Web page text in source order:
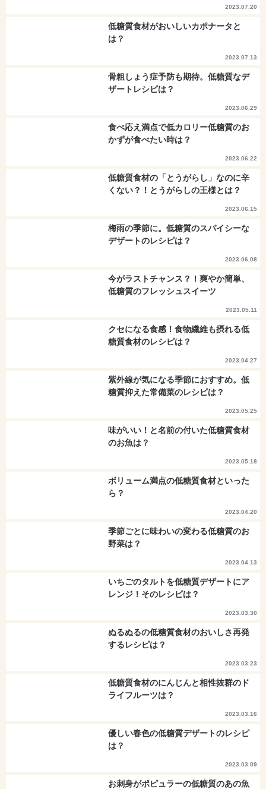
2023.07.20
低糖質食材がおいしいカポナータと
は？
2023.07.13
骨粗しょう症予防も期待。低糖質なデ
ザートレシピは？
2023.06.29
食べ応え満点で低カロリー低糖質のお
かずが食べたい時は？
2023.06.22
低糖質食材の「とうがらし」なのに辛
くない？！とうがらしの王様とは？
2023.06.15
梅雨の季節に。低糖質のスパイシーな
デザートのレシピは？
2023.06.08
今がラストチャンス？！爽やか簡単、
低糖質のフレッシュスイーツ
2023.05.11
クセになる食感！食物繊維も摂れる低
糖質食材のレシピは？
2023.04.27
紫外線が気になる季節におすすめ。低
糖質抑えた常備菜のレシピは？
2023.05.25
味がいい！と名前の付いた低糖質食材
のお魚は？
2023.05.18
ボリューム満点の低糖質食材といった
ら？
2023.04.20
季節ごとに味わいの変わる低糖質のお
野菜は？
2023.04.13
いちごのタルトを低糖質デザートにア
レンジ！そのレシピは？
2023.03.30
ぬるぬるの低糖質食材のおいしさ再発
するレシピは？
2023.03.23
低糖質食材のにんじんと相性抜群のド
ライフルーツは？
2023.03.16
優しい春色の低糖質デザートのレシピ
は？
2023.03.09
お刺身がポピュラーの低糖質のあの魚